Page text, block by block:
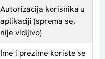
Autorizacija korisnika u
aplikaciji (sprema se,
nije vidljivo)
Ime i prezime koriste se